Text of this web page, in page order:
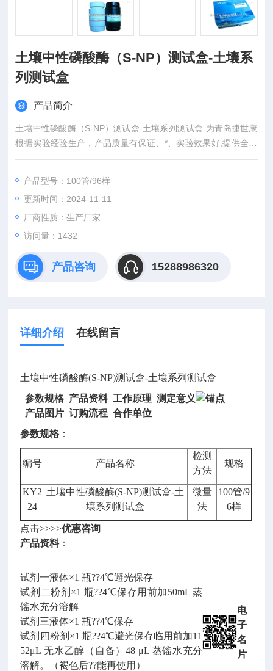
土壤中性磷酸酶（S-NP）测试盒-土壤系
列测试盒
产品简介
土壤中性磷酸酶（S-NP）测试盒-土壤系列测试盒 为青岛捷世康
根据实验经验生产，产品质量有保证、*、实验效果好,提供全程
技术服务或免费代测服务（山东省内可上门取样）产品具有灵敏
产品型号：100管/96样
更新时间：2024-11-11
厂商性质：生产厂家
访问量：1432
产品咨询 15288986320
详细介绍 在线留言
土壤中性磷酸酶(S-NP)测试盒-土壤系列测试盒
参数规格 产品资料 工作原理 测定意义
产品图片 订购流程合作单位
参数规格 ：
编号 产品名称
检测
方法
规格
KY2
24
土壤中性磷酸酶(S-NP)测试盒-土
壤系列测试盒
微量
法
100管/9
6样
点击>>>>优惠咨询
产品资料：
试剂一液体×1 瓶??4℃避光保存
试剂二粉剂×1 瓶??4℃保存用前加50mL 蒸
馏水充分溶解
试剂三液体×1 瓶??4℃保存
试剂四粉剂×1 瓶??4℃避光保存临用前加11
52μL 无水乙醇（自备）48 μL 蒸馏水充分
溶解。（褐色后??能再使用）
电
子
名
片